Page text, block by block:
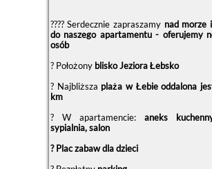
?‍?‍?‍? Serdecznie zapraszamy nad morze
do naszego apartamentu - oferujemy
osób
? Położony blisko Jeziora Łebsko
? Najbliższa plaża w Łebie oddalona
km
? W apartamencie:aneks
sypialnia, salon
? Plac zabaw dla dzieci